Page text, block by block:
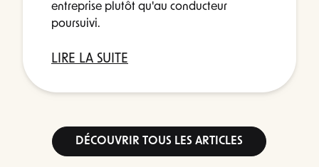
entreprise plutôt qu'au conducteur
poursuivi.
LIRE LA SUITE
DÉCOUVRIR TOUS LES ARTICLES